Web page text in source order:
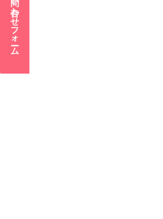
お問い合わせフォーム